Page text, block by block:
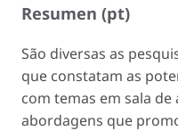
Resumen (pt)
São diversas as
que constatam as
com temas em sala de
abordagens que